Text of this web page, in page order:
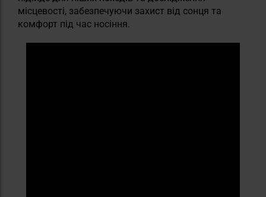
місцевості, забезпечуючи захист від сонця та
комфорт під час носіння.